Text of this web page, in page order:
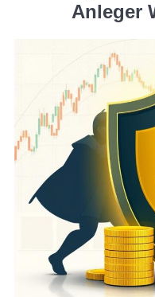
Anleger